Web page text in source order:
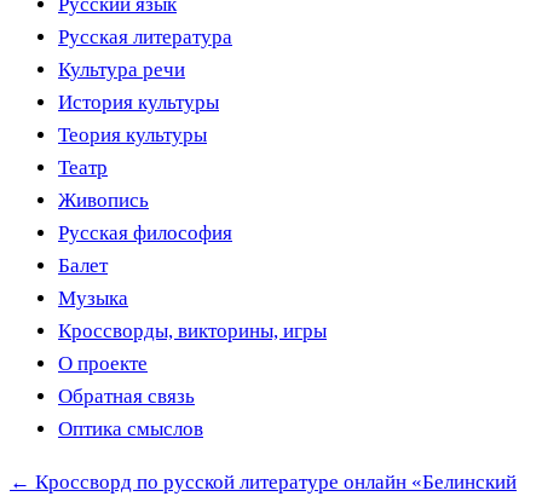
Русская литература
Культура речи
История культуры
Теория культуры
Театр
Живопись
Русская философия
Балет
Музыка
Кроссворды, викторины, игры
О проекте
Обратная связь
Оптика смыслов
← Кроссворд по русской литературе онлайн «Белинский